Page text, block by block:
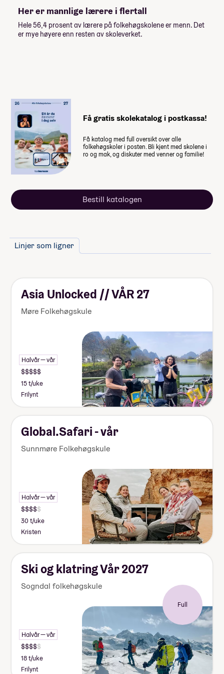
Når du takker ja til skoleplassen må du
betale et administrasjonsgebyr. Resten av
summen betaler du månedsvis gjennom
Her er mannlige lærere i flertall
Hele 56,4 prosent av lærere på folkehøgskolene er menn. Det
er mye høyere enn resten av skoleverket.
Få gratis skolekatalog i postkassa!
Få katalog med full oversikt over alle
folkehøgskoler i posten. Bli kjent med skolene i
ro og mak, og diskuter med venner og familie!
Bestill katalogen
Linjer som ligner
Asia Unlocked // VÅR 27
Møre Folkehøgskule
Halvår — vår
15 t/uke
Frilynt
Global.Safari - vår
Sunnmøre Folkehøgskule
Halvår — vår
30 t/uke
Kristen
Ski og klatring Vår 2027
Sogndal folkehøgskule
Full
Halvår — vår
18 t/uke
Frilynt